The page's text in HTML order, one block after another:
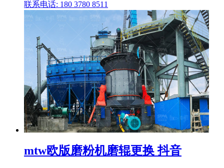
联系电话: 180 3780 8511
mtw欧版磨粉机磨辊更换 抖音